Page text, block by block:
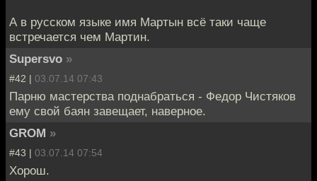
А в русском языке имя Мартын всё таки чаще
встречается чем Мартин.
Supersvo »
#42 | 03.07.14 07:43
Парню мастерства поднабраться - Федор Чистяков
ему свой баян завещает, наверное.
GROM »
#43 | 03.07.14 07:54
Хорош.